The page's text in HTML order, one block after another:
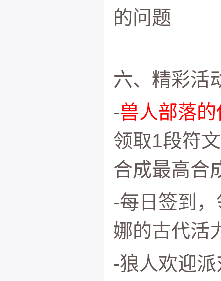
的问题
六、精彩活
-兽人部落
领取1段符
合成最高合
-每日签到
娜的古代活
-狼人欢迎